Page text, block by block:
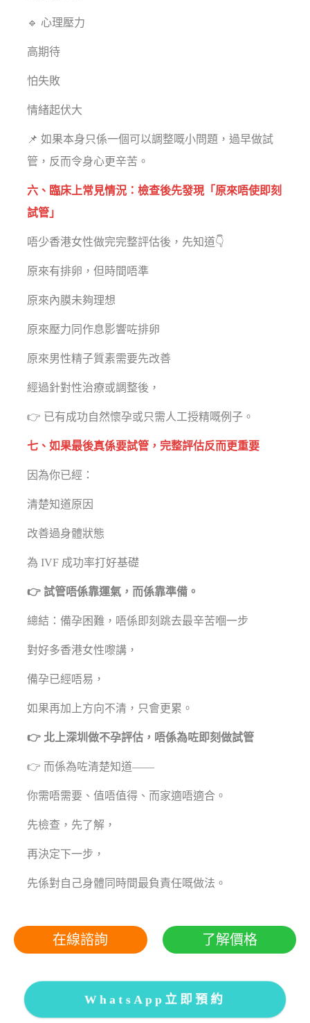
🔹 心理壓力
高期待
怕失敗
情緒起伏大
📌 如果本身只係一個可以調整嘅小問題，過早做試
管，反而令身心更辛苦。
六、臨床上常見情況：檢查後先發現「原來唔使即刻
試管」
唔少香港女性做完完整評估後，先知道👇
原來有排卵，但時間唔準
原來內膜未夠理想
原來壓力同作息影響咗排卵
原來男性精子質素需要先改善
經過針對性治療或調整後，
👉 已有成功自然懷孕或只需人工授精嘅例子。
七、如果最後真係要試管，完整評估反而更重要
因為你已經：
清楚知道原因
改善過身體狀態
為 IVF 成功率打好基礎
👉 試管唔係靠運氣，而係靠準備。
總結：備孕困難，唔係即刻跳去最辛苦嗰一步
對好多香港女性嚟講，
備孕已經唔易，
如果再加上方向不清，只會更累。
👉 北上深圳做不孕評估，唔係為咗即刻做試管
👉 而係為咗清楚知道——
你需唔需要、值唔值得、而家適唔適合。
先檢查，先了解，
再決定下一步，
先係對自己身體同時間最負責任嘅做法。
在線諮詢 了解價格
WhatsApp立即預約